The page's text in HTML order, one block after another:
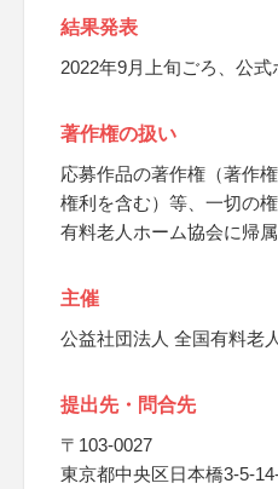
結果発表
2022年9月上旬ごろ、公
著作権の扱い
応募作品の著作権（著作
権利を含む）等、一切の
有料老人ホーム協会に帰属
主催
公益社団法人 全国有料老
提出先・問合先
〒103-0027
東京都中央区日本橋3-5-